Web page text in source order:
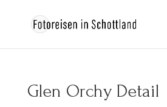
Glen Orchy Detail